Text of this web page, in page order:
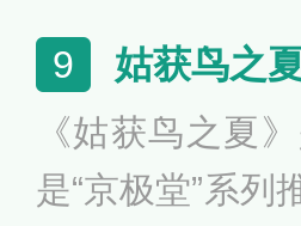
事。女主人公美
达琳出身寒微，
间巡逻时碰上
9 姑获鸟之
《姑获鸟之夏
是“京极堂”系列